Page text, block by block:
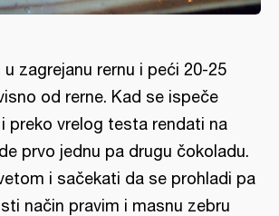
zagrejanu rernu i peći 20-25
od rerne. Kad se ispeče
preko vrelog testa rendati na
prvo jednu pa drugu čokoladu.
i sačekati da se prohladi pa
način pravim i masnu zebru